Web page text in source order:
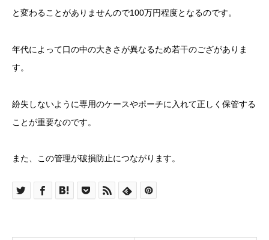
と変わることがありませんので100万円程度となるのです。
年代によって口の中の大きさが異なるため若干のござがありま
す。
紛失しないように専用のケースやポーチに入れて正しく保管する
ことが重要なのです。
また、この管理が破損防止につながります。